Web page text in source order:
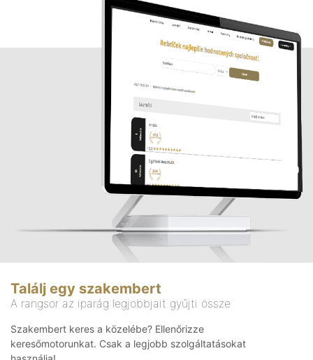
Találj egy szakembert
A rangsor az iparág legjobbjait gyűjti össze
Szakembert keres a közelébe? Ellenőrizze
keresőmotorunkat. Csak a legjobb szolgáltatásokat